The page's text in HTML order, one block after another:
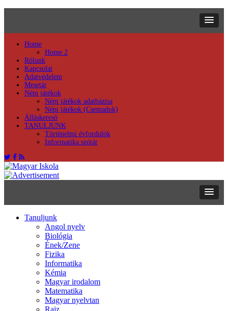
Home
Home 2
Rólunk
Kapcsolat
Adatvédelem
Mesetár
Népi játékok
Népi játékok adatbázisa
Népi játékok (Csemadok)
Álláskereső
TANULJUNK
Történelmi évfordulók
Informatika szótár
Tanuljunk
Angol nyelv
Biológia
Ének/Zene
Fizika
Informatika
Kémia
Magyar irodalom
Matematika
Magyar nyelvtan
Rajz